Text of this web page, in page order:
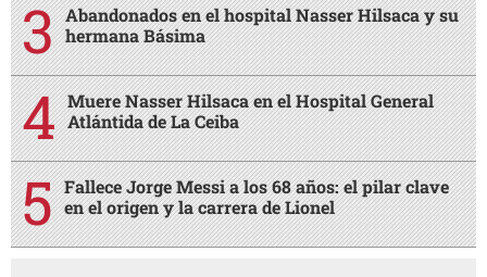
Abandonados en el hospital Nasser Hilsaca y su
hermana Básima
Muere Nasser Hilsaca en el Hospital General
Atlántida de La Ceiba
Fallece Jorge Messi a los 68 años: el pilar clave
en el origen y la carrera de Lionel